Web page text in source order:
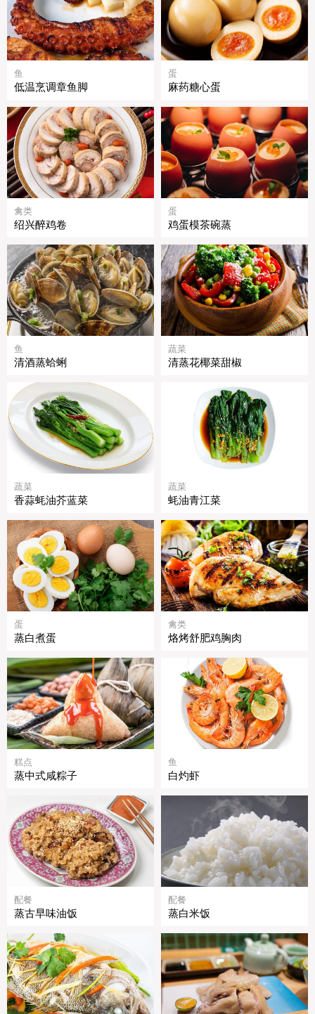
鱼
低温烹调章鱼脚
蛋
麻药糖心蛋
禽类
绍兴醉鸡卷
蛋
鸡蛋模茶碗蒸
鱼
清酒蒸蛤蜊
蔬菜
清蒸花椰菜甜椒
蔬菜
香蒜蚝油芥蓝菜
蔬菜
蚝油青江菜
蛋
蒸白煮蛋
禽类
烙烤舒肥鸡胸肉
糕点
蒸中式咸粽子
鱼
白灼虾
配餐
蒸古早味油饭
配餐
蒸白米饭